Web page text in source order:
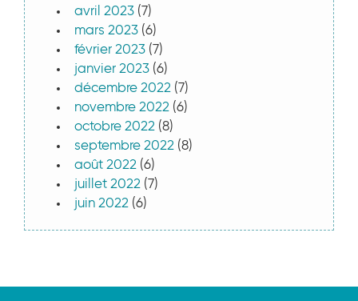
avril 2023 (7)
mars 2023 (6)
février 2023 (7)
janvier 2023 (6)
décembre 2022 (7)
novembre 2022 (6)
octobre 2022 (8)
septembre 2022 (8)
août 2022 (6)
juillet 2022 (7)
juin 2022 (6)